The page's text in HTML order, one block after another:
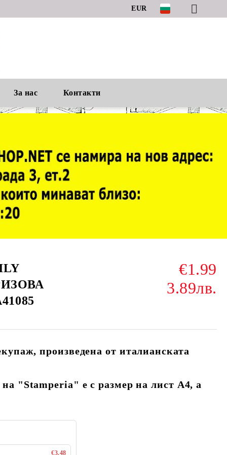
EUR
За нас Контакти
€1.99
3.89лв.
произведена от италианската
"Stamperia" е с размер на лист А4, а
€3.48